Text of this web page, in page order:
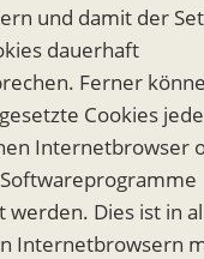
und damit der
dauerhaft
Ferner
Cookies
Internetbrowser
werden. Dies ist in
Internetbrowsern